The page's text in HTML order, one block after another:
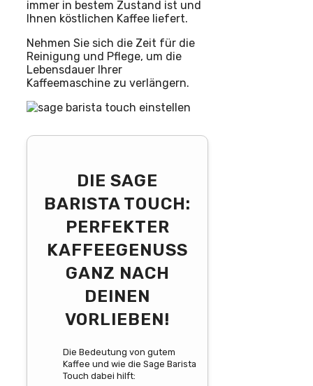
immer in bestem Zustand ist und
Ihnen köstlichen Kaffee liefert.
Nehmen Sie sich die Zeit für die
Reinigung und Pflege, um die
Lebensdauer Ihrer
Kaffeemaschine zu verlängern.
DIE SAGE
BARISTA TOUCH:
PERFEKTER
KAFFEEGENUSS
GANZ NACH
DEINEN
VORLIEBEN!
Die Bedeutung von gutem
Kaffee und wie die Sage Barista
Touch dabei hilft: